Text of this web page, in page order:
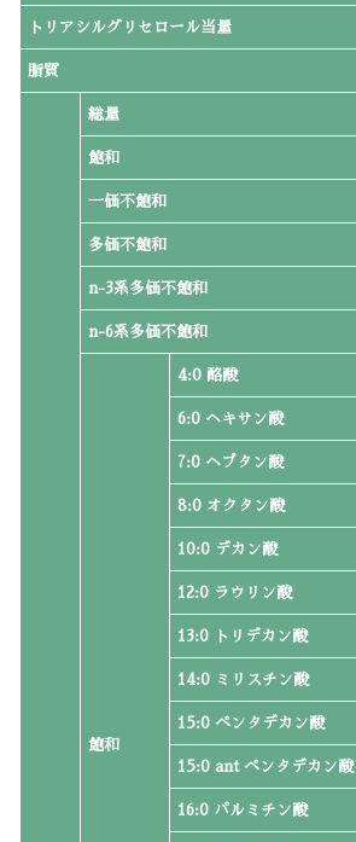
トリアシルグリセロール当量
脂質
総量
飽和
一価不飽和
多価不飽和
n-3系多価不飽和
n-6系多価不飽和
飽和
4:0 酪酸
6:0 ヘキサン酸
7:0 ヘプタン酸
8:0 オクタン酸
10:0 デカン酸
12:0 ラウリン酸
13:0 トリデカン酸
14:0 ミリスチン酸
15:0 ペンタデカン酸
15:0 ant ペンタデカン酸
16:0 パルミチン酸